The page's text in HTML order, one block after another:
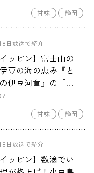
ナルセット」
甘味 静岡
8日放送で紹介
イッピン】富士山の
豆の海の恵み『と
伊豆河童』の「と
フルーツあんみつ
マルシェオリジナル
突きセット」全15食
甘味 静岡
8日放送で紹介
イッピン】数滴でい